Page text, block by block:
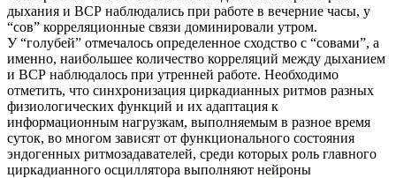
дыхания и ВСР наблюдались при работе в вечерние часы, у
“сов” корреляционные связи доминировали утром.
У “голубей” отмечалось определенное сходство с “совами”, а
именно, наибольшее количество корреляций между дыханием
и ВСР наблюдалось при утренней работе. Необходимо
отметить, что синхронизация циркадианных ритмов разных
физиологических функций и их адаптация к
информационным нагрузкам, выполняемым в разное время
суток, во многом зависят от функционального состояния
эндогенных ритмозадавателей, среди которых роль главного
циркадианного осциллятора выполняют нейроны